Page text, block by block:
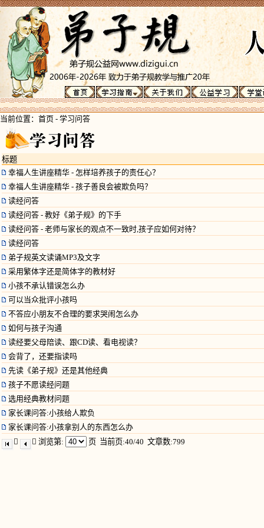
当前位置： 首页 - 学习问答
标题
幸福人生讲座精华 - 怎样培养孩子的责任心？
幸福人生讲座精华 - 孩子善良会被欺负吗？
读经问答
读经问答 - 教好《弟子规》的下手
读经问答 - 老师与家长的观点不一致时,孩子应如何对待？
读经问答
弟子规英文读诵MP3及文字
采用繁体字还是简体字的教材好
小孩不承认错误怎么办
可以当众批评小孩吗
不答应小朋友不合理的要求哭闹怎么办
如何与孩子沟通
读经要父母陪读、跟CD读、看电视读？
会背了，还要指读吗
先读《弟子规》还是其他经典
孩子不愿读经问题
选用经典教材问题
家长课问答:小孩给人欺负
家长课问答:小孩拿别人的东西怎么办

 浏览第: 页 当前页:40/40 文章数:799